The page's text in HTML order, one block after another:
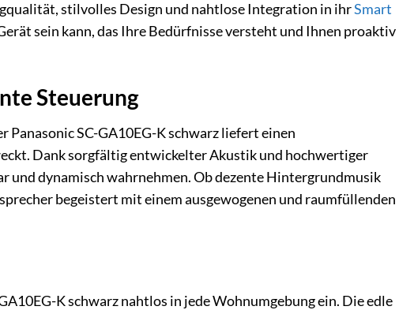
stilvolles Design und nahtlose Integration in ihrSmart
sein kann, das Ihre Bedürfnisse versteht und Ihnen proaktiv
Steuerung
SC-GA10EG-K schwarz liefert einen
Dank sorgfältig entwickelter Akustik und hochwertiger
und dynamisch wahrnehmen. Ob dezente Hintergrundmusik
begeistert mit einem ausgewogenen und raumfüllenden
K schwarz nahtlos in jede Wohnumgebung ein. Die edle